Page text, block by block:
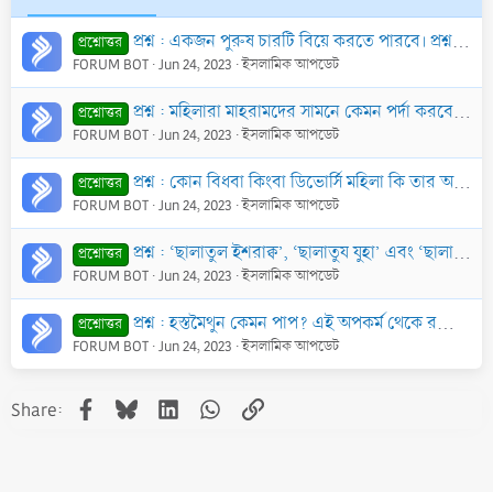
প্রশ্নোত্তর প্রশ্ন : একজন পুরুষ চারটি বিয়ে করতে পারবে। প্রশ্ন হল চারটি বিয়ে করার পর এদের মধ্যে একজন মারা গেলে বা ত্বালাক্ব হলে আবারও বিয়ে করা যাবে কি?
FORUM BOT Jun 24, 2023 ইসলামিক আপডেট
প্রশ্নোত্তর প্রশ্ন : মহিলারা মাহরামদের সামনে কেমন পর্দা করবে? মহিলাদের পোশাক কেমন হওয়া দরকার?
FORUM BOT Jun 24, 2023 ইসলামিক আপডেট
প্রশ্নোত্তর প্রশ্ন : কোন বিধবা কিংবা ডিভোর্সি মহিলা কি তার অভিভাবকের অনুমতি ছাড়া বিয়ে করতে পারবে? যদি বিয়ে করে ফেলে, তাহলে সে বিয়ে কি সঠিক হবে?
FORUM BOT Jun 24, 2023 ইসলামিক আপডেট
প্রশ্নোত্তর প্রশ্ন : ‘ছালাতুল ইশরাক্ব’, ‘ছালাতুয যুহা’ এবং ‘ছালাতুল আউওয়াবীন’ বলতে কোন্ কোন্ ছালাতকে বুঝানো হয় এবং এই সকল ছালাতের ফযীলত কেমন?
FORUM BOT Jun 24, 2023 ইসলামিক আপডেট
প্রশ্নোত্তর প্রশ্ন : হস্তমৈথুন কেমন পাপ? এই অপকর্ম থেকে রক্ষা পাওয়ার উপায় কি?
FORUM BOT Jun 24, 2023 ইসলামিক আপডেট
Share: Facebook
BlueskyLinkedInWhatsApp
Link